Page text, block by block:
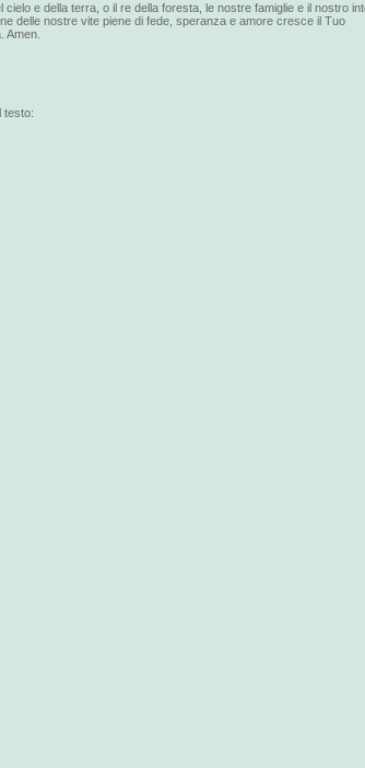
e della terra, o il re della foresta, le nostre famiglie e il nostro
delle nostre vite piene di fede, speranza e amore cresce il Tuo
Amen.
testo: